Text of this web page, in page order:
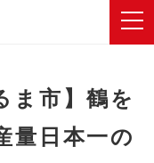
ま市】鶴を
量日本一の